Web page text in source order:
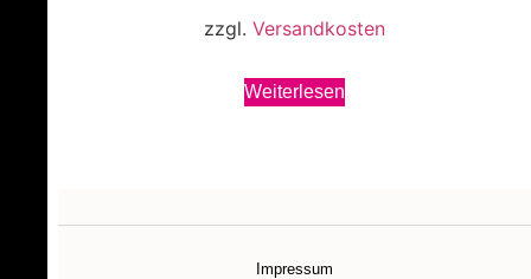
zzgl.Versandkosten
Weiterlesen
Impressum